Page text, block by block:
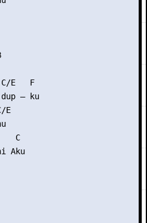
E   F
– ku
E
C
Aku